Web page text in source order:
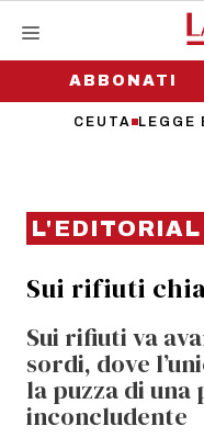
contenutoABBONATI
CEUTA LEGGE
Sui rifiuti
Sui rifiuti va
sordi, dove
la puzza di
inconcludente